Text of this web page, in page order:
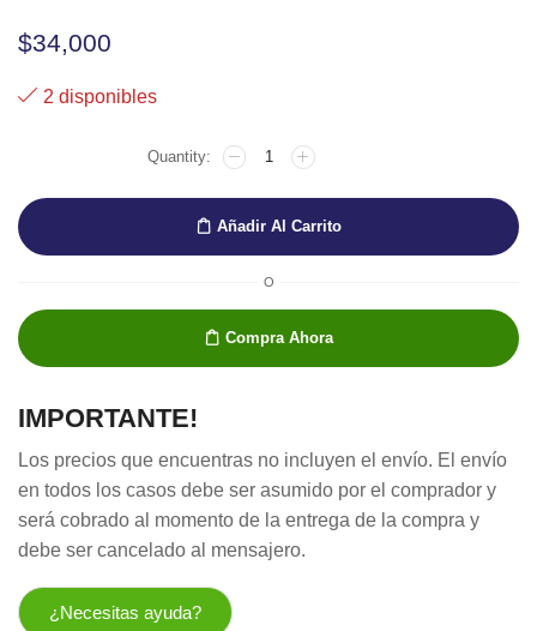
$34,000
2 disponibles
TINTA
ACRILICA
ULTRAMARINO
30
Añadir Al Carrito
O
Compra Ahora
IMPORTANTE!
Los precios que encuentras no incluyen el envío. El envío
en todos los casos debe ser asumido por el comprador y
será cobrado al momento de la entrega de la compra y
debe ser cancelado al mensajero.
¿Necesitas ayuda?